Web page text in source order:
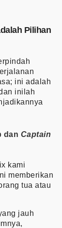
Pilihan
ini adalah
inilah
dan Captain
kami
memberikan
tua atau
jauh